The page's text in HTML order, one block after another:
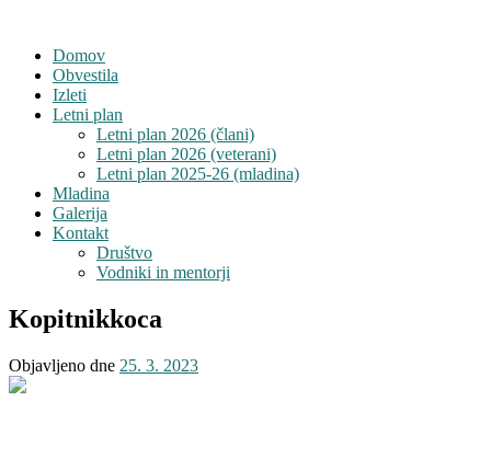
Domov
Obvestila
Izleti
Letni plan
Letni plan 2026 (člani)
Letni plan 2026 (veterani)
Letni plan 2025-26 (mladina)
Mladina
Galerija
Kontakt
Društvo
Vodniki in mentorji
Kopitnikkoca
Objavljeno dne 25. 3. 2023